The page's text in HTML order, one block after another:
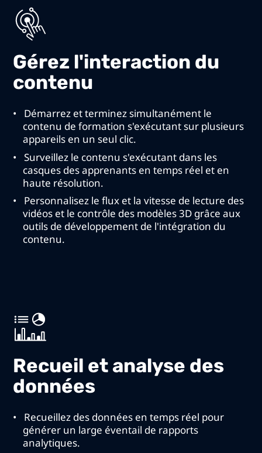
Gérez l'interaction du
contenu
Démarrez et terminez simultanément le
contenu de formation s'exécutant sur plusieurs
appareils en un seul clic.
Surveillez le contenu s'exécutant dans les
casques des apprenants en temps réel et en
haute résolution.
Personnalisez le flux et la vitesse de lecture des
vidéos et le contrôle des modèles 3D grâce aux
outils de développement de l'intégration du
contenu.
Recueil et analyse des
données
Recueillez des données en temps réel pour
générer un large éventail de rapports
analytiques.